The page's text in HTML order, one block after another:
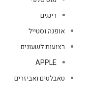
רינגים
אופנה וסטייל
רצועות לשעונים
APPLE
טאבלטים ואביזרים